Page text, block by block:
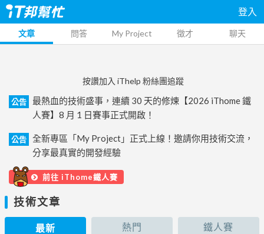
登入
文章 問答 My Project 徵才 聊天
按讚加入 iThelp 粉絲團追蹤
公告
最熱血的技術盛事，連續 30 天的修煉【2026 iThome 鐵
人賽】8 月 1 日賽事正式開啟！
公告
全新專區「My Project」正式上線！邀請你用技術交流，
分享最真實的開發經驗
前往 iThome鐵人賽
技術文章
最新 熱門 鐵人賽